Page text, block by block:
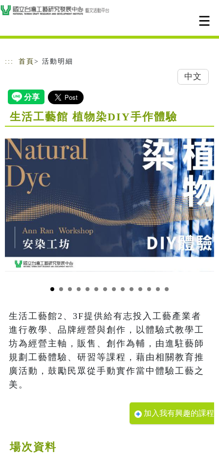
跳到主要內容
網站導覽
::: 首頁 > 活動明細
中文
生活工藝館 植物染DIY手作體驗
生活工藝館2、3F提供給有志投入工藝產業者
進行教學、品牌經營與創作，以體驗式教學工
坊為經營主軸，販售、創作為輔，由進駐藝師
規劃工藝體驗、研習等課程，藉由相關教育推
廣活動，鼓勵民眾從手動實作當中體驗工藝之
美。
加入我有興趣的課程
場次資料